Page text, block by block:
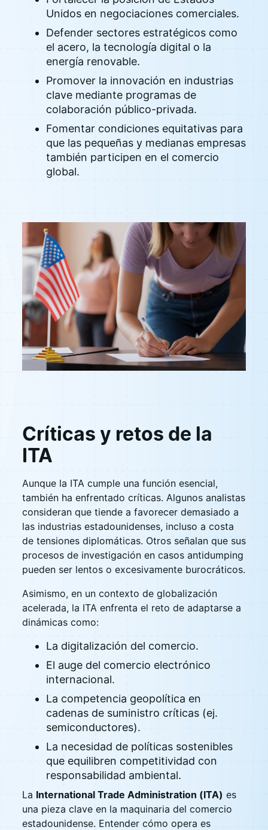
Unidos en negociaciones comerciales.
Defender sectores estratégicos como
el acero, la tecnología digital o la
energía renovable.
Promover la innovación en industrias
clave mediante programas de
colaboración público-privada.
Fomentar condiciones equitativas para
que las pequeñas y medianas empresas
también participen en el comercio
global.
Críticas y retos de la
ITA
Aunque la ITA cumple una función esencial,
también ha enfrentado críticas. Algunos analistas
consideran que tiende a favorecer demasiado a
las industrias estadounidenses, incluso a costa
de tensiones diplomáticas. Otros señalan que sus
procesos de investigación en casos antidumping
pueden ser lentos o excesivamente burocráticos.
Asimismo, en un contexto de globalización
acelerada, la ITA enfrenta el reto de adaptarse a
dinámicas como:
La digitalización del comercio.
El auge del comercio electrónico
internacional.
La competencia geopolítica en
cadenas de suministro críticas (ej.
semiconductores).
La necesidad de políticas sostenibles
que equilibren competitividad con
responsabilidad ambiental.
La International Trade Administration (ITA) es
una pieza clave en la maquinaria del comercio
estadounidense. Entender cómo opera es